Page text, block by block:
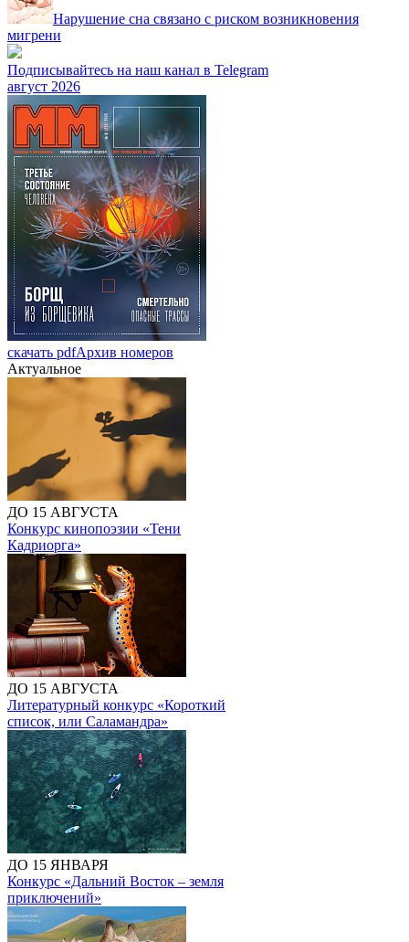
Нарушение сна связано с риском возникновения
мигрени
Подписывайтесь на наш канал в Telegram
август 2026
скачать pdfАрхив номеров
Актуальное
ДО 15 АВГУСТА
Конкурс кинопоэзии «Тени
Кадриорга»
ДО 15 АВГУСТА
Литературный конкурс «Короткий
список, или Саламандра»
ДО 15 ЯНВАРЯ
Конкурс «Дальний Восток – земля
приключений»